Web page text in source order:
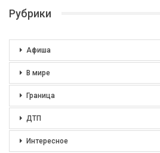
Рубрики
Афиша
В мире
Граница
ДТП
Интересное